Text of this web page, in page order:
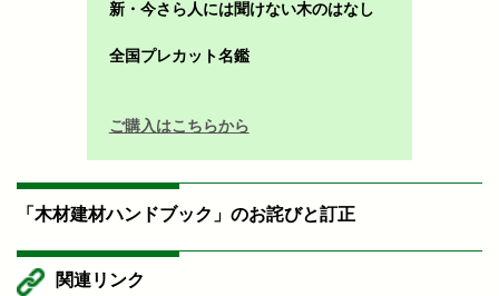
新・今さら人には聞けない木のはなし
全国プレカット名鑑
ご購入はこちらから
「木材建材ハンドブック」のお詫びと訂正
関連リンク